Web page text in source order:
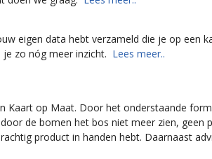
eigen data hebt verzameld die je op een
zo nóg meer inzicht. Lees meer..
Kaart op Maat. Door het onderstaande
de bomen het bos niet meer zien, geen
product in handen hebt. Daarnaast